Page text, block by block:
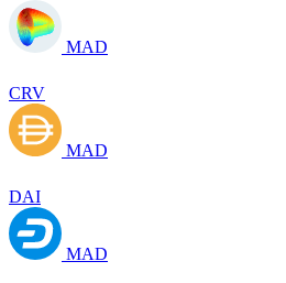
MAD
CRV
MAD
DAI
MAD